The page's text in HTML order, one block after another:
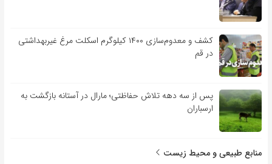
کشف و معدوم‌سازی ۱۴۰۰ کیلوگرم اسکلت مرغ غیربهداشتی
در قم
پس از سه دهه تلاش حفاظتی؛ مارال در آستانه بازگشت به
ارسباران
منابع طبیعی و محیط زیست